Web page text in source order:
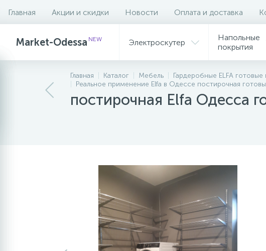
Главная Акции и скидки Новости Оплата и доставка
Market-Odessa NEW Электроскутер
Напольные
покрытия
Главная Каталог Мебель Гардеробные ELFA
Реальное применение Elfa в Одессе постирочная
постирочная Elfa Одесса
Описание